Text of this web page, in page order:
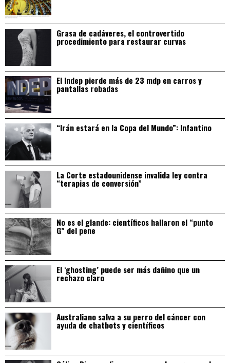
Grasa de cadáveres, el controvertido
procedimiento para restaurar curvas
El Indep pierde más de 23 mdp en carros y
pantallas robadas
“Irán estará en la Copa del Mundo”: Infantino
La Corte estadounidense invalida ley contra
“terapias de conversión”
No es el glande: científicos hallaron el “punto
G” del pene
El ‘ghosting’ puede ser más dañino que un
rechazo claro
Australiano salva a su perro del cáncer con
ayuda de chatbots y científicos